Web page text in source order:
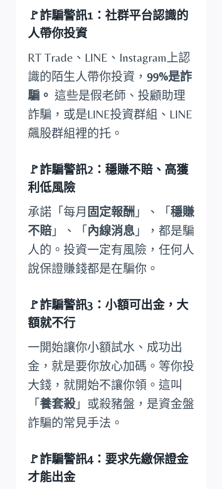
🚩詐騙警訊1：社群平台認識的
人帶你投資
RT Trade、LINE、Instagram上認
識的陌生人帶你投資， 99%是詐
騙。 這些是假老師、投顧助理
詐騙，或是LINE投資群組、LINE
飆股群組裡的托。
🚩詐騙警訊2：穩賺不賠、高獲
利低風險
承諾「每月 固定報酬 」、「 穩賺
不賠 」、「 內線消息 」，都是騙
人的。投資一定有風險，任何人
說保證賺錢都是在騙你。
🚩詐騙警訊3：小額可出金，大
額就不行
一開始讓你小額試水、成功出
金，就是要你放心加碼。等你投
大錢，就開始不讓你領。這叫
「 養套殺」或殺豬盤，是資金盤
詐騙的常見手法。
🚩詐騙警訊4：要求先繳保證金
才能出金